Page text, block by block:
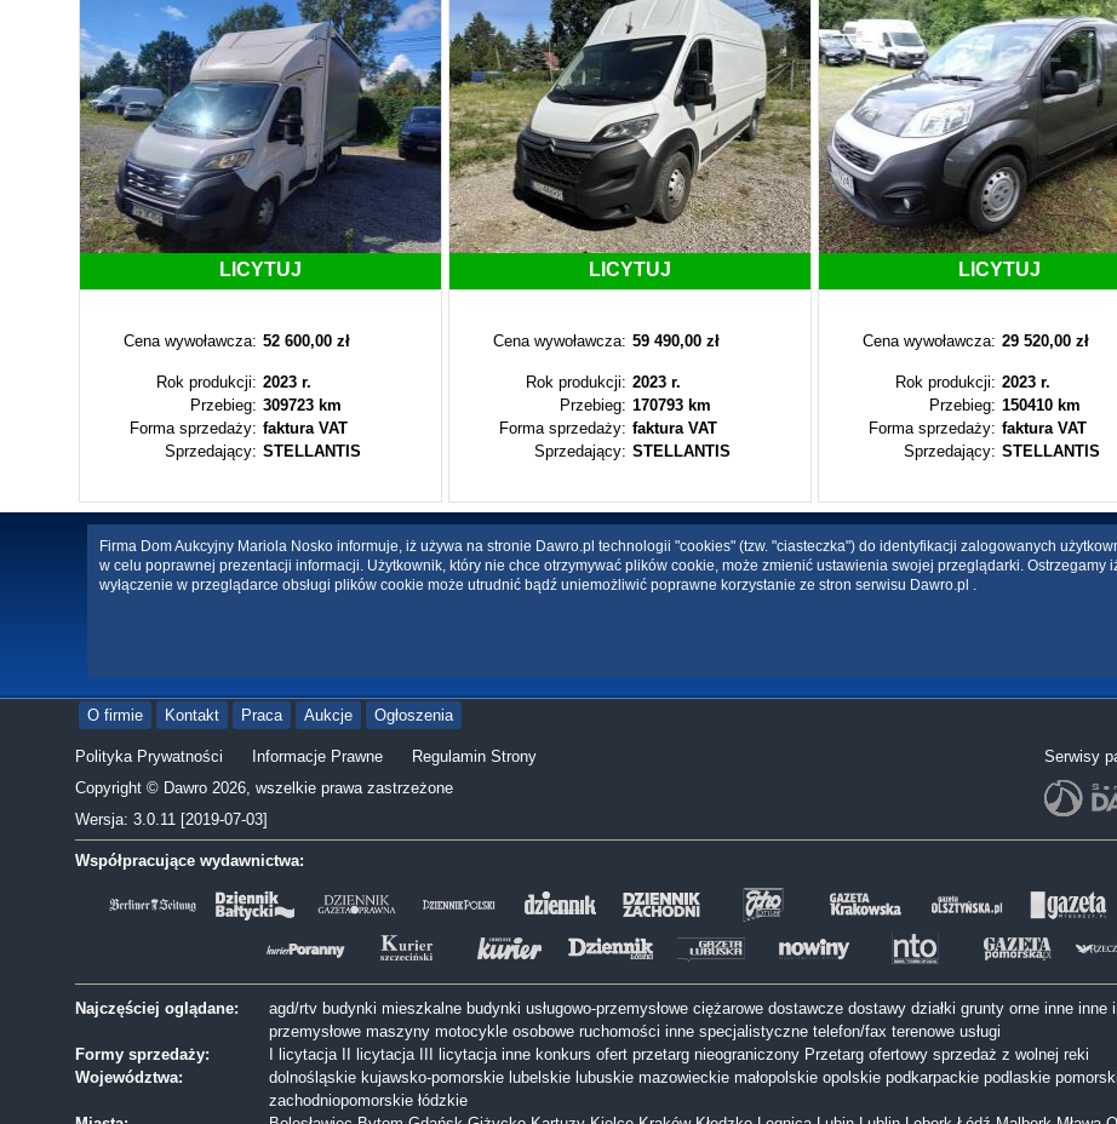
LICYTUJ
Cena wywoławcza: 52 600,00 zł
Rok produkcji: 2023 r.
Przebieg: 309723 km
Forma sprzedaży: faktura VAT
Sprzedający: STELLANTIS
LICYTUJ
Cena wywoławcza: 59 490,00 zł
Rok produkcji: 2023 r.
Przebieg: 170793 km
Forma sprzedaży: faktura VAT
Sprzedający: STELLANTIS
LICYTUJ
Cena wywoławcza: 29 520,00 zł
Rok produkcji: 2023 r.
Przebieg: 150410 km
Forma sprzedaży: faktura VAT
Sprzedający: STELLANTIS
Firma Dom Aukcyjny Mariola Nosko informuje, iż używa na stronie Dawro.pl technologii "cookies" (tzw. "ciasteczka") do identyfikacji zalogowanych
w celu poprawnej prezentacji informacji. Użytkownik, który nie chce otrzymywać plików cookie, może zmienić ustawienia swojej przeglądarki. Ostrzegamy
wyłączenie w przeglądarce obsługi plików cookie może utrudnić bądź uniemożliwić poprawne korzystanie ze stron serwisu Dawro.pl .
O firmie Kontakt Praca Aukcje Ogłoszenia
Polityka Prywatności Informacje Prawne
Regulamin Strony
Copyright © Dawro 2026, wszelkie prawa zastrzeżone
Wersja: 3.0.11 [2019-07-03]
Serwisy
Współpracujące wydawnictwa:
Najczęściej oglądane: agd/rtv budynki mieszkalne budynki usługowo-przemysłowe ciężarowe dostawcze dostawy działki grunty orne inne inne
przemysłowe maszyny motocykle osobowe ruchomości inne specjalistyczne telefon/fax terenowe usługi
Formy sprzedaży:
I licytacja II licytacja III licytacja inne konkurs ofert przetarg nieograniczony Przetarg ofertowy sprzedaż z wolnej reki
Województwa:
dolnośląskie kujawsko-pomorskie lubelskie lubuskie mazowieckie małopolskie opolskie podkarpackie podlaskie
zachodniopomorskie łódzkie